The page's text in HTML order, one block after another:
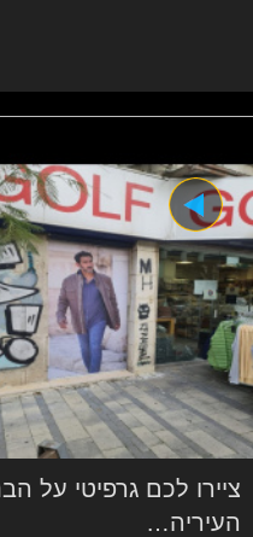
ציירו לכם גרפיטי על
העיריה…